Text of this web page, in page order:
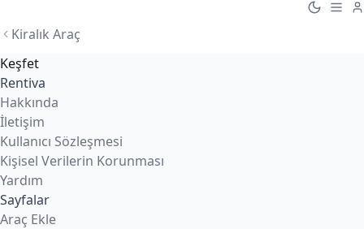
Kiralık Araç
Keşfet
Rentiva
Hakkında
İletişim
Kullanıcı Sözleşmesi
Kişisel Verilerin Korunması
Yardım
Sayfalar
Araç Ekle